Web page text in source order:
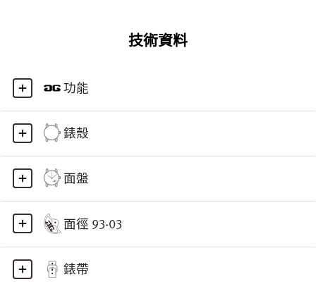
技術資料
功能
錶殼
面盤
面徑 93-03
錶帶